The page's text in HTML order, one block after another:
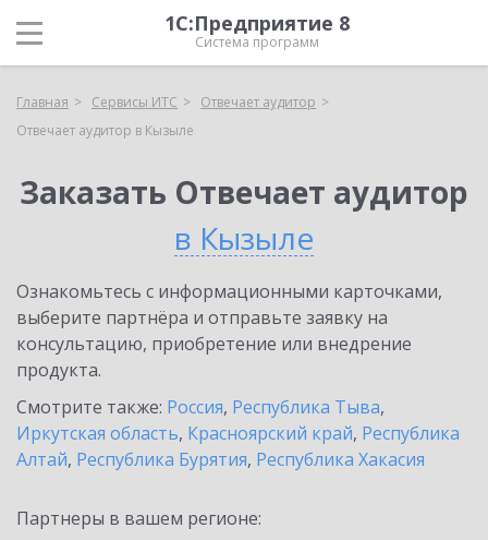
1С:Предприятие 8
Система программ
Главная Сервисы ИТС
Отвечает аудитор
Отвечает аудитор в Кызыле
Заказать Отвечает аудитор
в Кызыле
Ознакомьтесь с информационными карточками,
выберите партнёра и отправьте заявку на
консультацию, приобретение или внедрение
продукта.
Смотрите также: Россия, Республика Тыва,
Иркутская область, Красноярский край, Республика
Алтай, Республика Бурятия, Республика Хакасия
Партнеры в вашем регионе: